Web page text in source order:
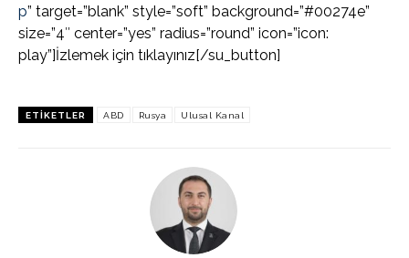
p” target=”blank” style=”soft” background=”#00274e”
size=”4″ center=”yes” radius=”round” icon=”icon:
play”]İzlemek için tıklayınız[/su_button]
ETIKETLER ABD Rusya Ulusal Kanal